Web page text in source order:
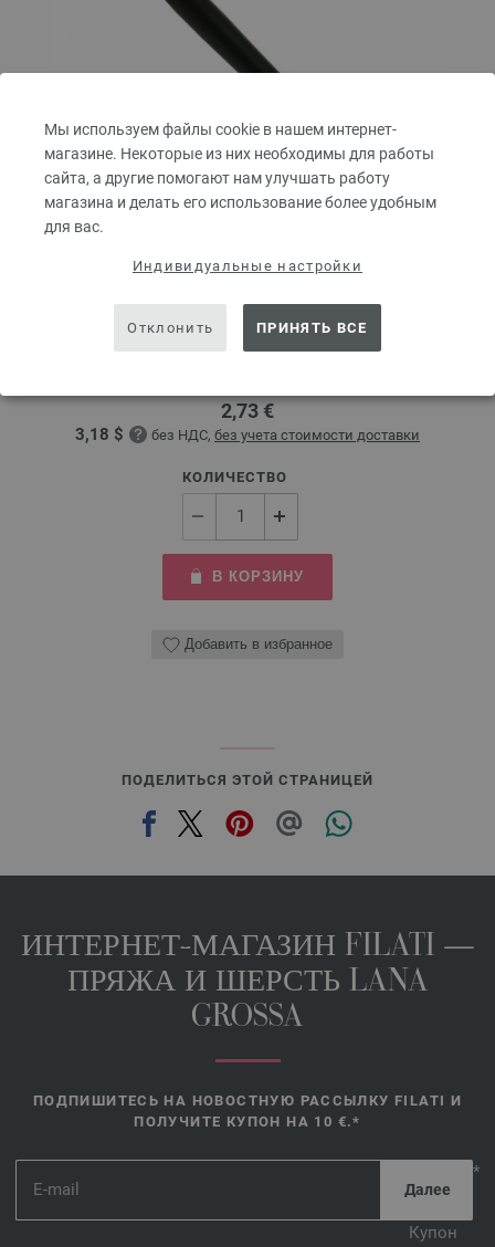
Мы используем файлы cookie в нашем интернет-
магазине. Некоторые из них необходимы для работы
сайта, а другие помогают нам улучшать работу
магазина и делать его использование более удобным
для вас.
Индивидуальные настройки
Отклонить ПРИНЯТЬ ВСЕ
Крючок алюминиевый с мягкой ручкой № 4,5
Алюминиевый крючок LANA GROSSA с мягкой ручкой.
2,73 €
3,18 $ без НДС, без учета стоимости доставки
КОЛИЧЕСТВО
В КОРЗИНУ
Добавить в избранное
ПОДЕЛИТЬСЯ ЭТОЙ СТРАНИЦЕЙ
ИНТЕРНЕТ-МАГАЗИН FILATI —
ПРЯЖА И ШЕРСТЬ LANA
GROSSA
ПОДПИШИТЕСЬ НА НОВОСТНУЮ РАССЫЛКУ FILATI И
ПОЛУЧИТЕ КУПОН НА 10 €.*
*
Купон